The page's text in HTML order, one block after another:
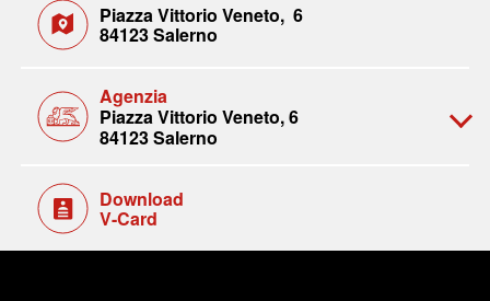
Piazza Vittorio Veneto, 6
84123 Salerno
Agenzia
Piazza Vittorio Veneto, 6
84123 Salerno
Download
V-Card